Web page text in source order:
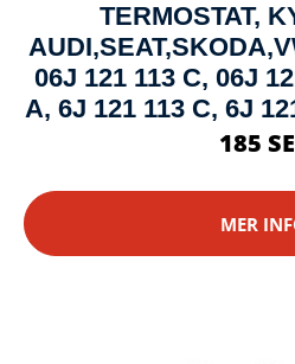
TERMOSTAT,
06J 121 113 C, 06J
A, 6J 121 113 C, 6J
185
MER